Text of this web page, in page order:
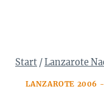
Start /Lanzarote
LANZAROTE 2006